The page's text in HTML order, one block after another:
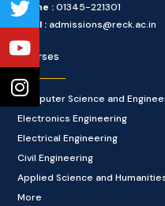
Phone :01345-221301
Email : admissions@reck.ac.in
Courses
Computer Science and
Electronics Engineering
Electrical Engineering
Civil Engineering
Applied Science and
More